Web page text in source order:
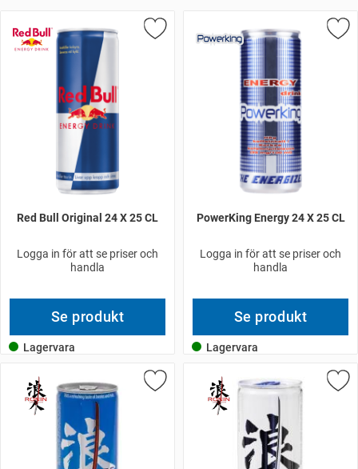
Red Bull Original 24 X 25 CL
Logga in för att se priser och
handla
Se produkt
Lagervara
PowerKing Energy 24 X 25 CL
Logga in för att se priser och
handla
Se produkt
Lagervara